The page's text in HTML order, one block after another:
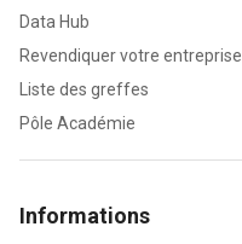
Data Hub
Revendiquer votre entreprise
Liste des greffes
Pôle Académie
Informations